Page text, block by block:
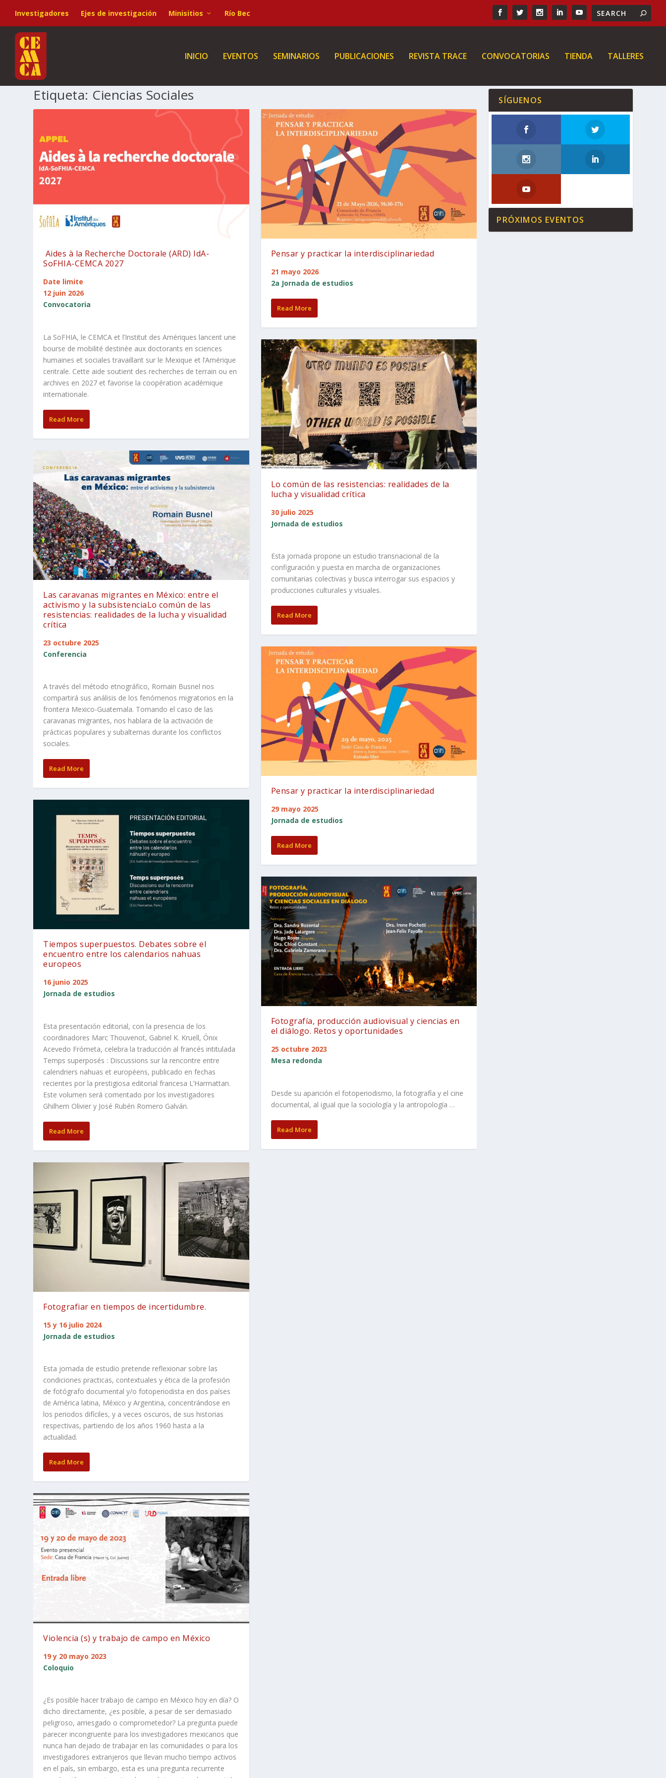
Investigadores Ejes de investigación Minisitios Río Bec
INICIO EVENTOS SEMINARIOS PUBLICACIONES REVISTA TRACE CONVOCATORIAS TIENDA TALLERES
Etiqueta: Ciencias Sociales
Aides à la Recherche Doctorale (ARD) IdA-
SoFHIA-CEMCA 2027
Date limite
12 juin 2026
Convocatoria
La SoFHIA, le CEMCA et l’Institut des Amériques lancent une
bourse de mobilité destinée aux doctorants en sciences
humaines et sociales travaillant sur le Mexique et l’Amérique
centrale. Cette aide soutient des recherches de terrain ou en
archives en 2027 et favorise la coopération académique
internationale.
Read More
Las caravanas migrantes en México: entre el
activismo y la subsistenciaLo común de las
resistencias: realidades de la lucha y visualidad
crítica
23 octubre 2025
Conferencia
A través del método etnográfico, Romain Busnel nos
compartirá sus análisis de los fenómenos migratorios en la
frontera Mexico-Guatemala. Tomando el caso de las
caravanas migrantes, nos hablara de la activación de
prácticas populares y subalternas durante los conflictos
sociales.
Read More
Tiempos superpuestos. Debates sobre el
encuentro entre los calendarios nahuas
europeos
16 junio 2025
Jornada de estudios
Esta presentación editorial, con la presencia de los
coordinadores Marc Thouvenot, Gabriel K. Kruell, Ónix
Acevedo Frómeta, celebra la traducción al francés intitulada
Temps superposés : Discussions sur la rencontre entre
calendriers nahuas et européens, publicado en fechas
recientes por la prestigiosa editorial francesa L’Harmattan.
Este volumen será comentado por los investigadores
Ghilhem Olivier y José Rubén Romero Galván.
Read More
Fotografiar en tiempos de incertidumbre.
15 y 16 julio 2024
Jornada de estudios
Esta jornada de estudio pretende reflexionar sobre las
condiciones practicas, contextuales y ética de la profesión
de fotógrafo documental y/o fotoperiodista en dos países
de América latina, México y Argentina, concentrándose en
los periodos difíciles, y a veces oscuros, de sus historias
respectivas, partiendo de los años 1960 hasta a la
actualidad.
Read More
Violencia (s) y trabajo de campo en México
19 y 20 mayo 2023
Coloquio
¿Es posible hacer trabajo de campo en México hoy en día? O
dicho directamente, ¿es posible, a pesar de ser demasiado
peligroso, arriesgado o comprometedor? La pregunta puede
parecer incongruente para los investigadores mexicanos que
nunca han dejado de trabajar en las comunidades o para los
investigadores extranjeros que llevan mucho tiempo activos
en el país, sin embargo, esta es una pregunta recurrente
Pensar y practicar la interdisciplinariedad
21 mayo 2026
2a Jornada de estudios
Read More
Lo común de las resistencias: realidades de la
lucha y visualidad crítica
30 julio 2025
Jornada de estudios
Esta jornada propone un estudio transnacional de la
configuración y puesta en marcha de organizaciones
comunitarias colectivas y busca interrogar sus espacios y
producciones culturales y visuales.
Read More
Pensar y practicar la interdisciplinariedad
29 mayo 2025
Jornada de estudios
Read More
Fotografía, producción audiovisual y ciencias en
el diálogo. Retos y oportunidades
25 octubre 2023
Mesa redonda
Desde su aparición el fotoperiodismo, la fotografía y el cine
documental, al igual que la sociología y la antropología …
Read More
SÍGUENOS
PRÓXIMOS EVENTOS